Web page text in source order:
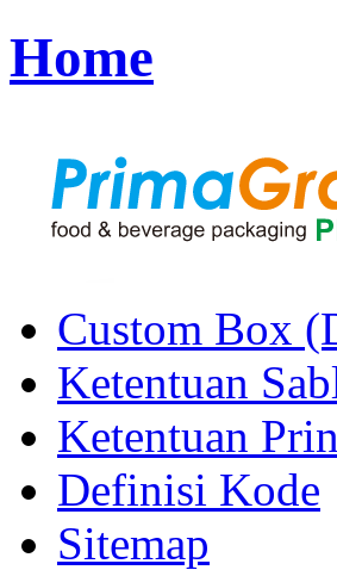
Home
Custom Box
Ketentuan
Ketentuan
Definisi Kode
Sitemap